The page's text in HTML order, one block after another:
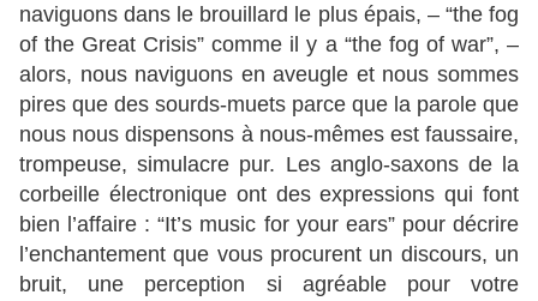
naviguons dans le brouillard le plus épais, – “the fog
of the Great Crisis” comme il y a “the fog of war”, –
alors, nous naviguons en aveugle et nous sommes
pires que des sourds-muets parce que la parole que
nous nous dispensons à nous-mêmes est faussaire,
trompeuse, simulacre pur. Les anglo-saxons de la
corbeille électronique ont des expressions qui font
bien l’affaire : “It’s music for your ears” pour décrire
l’enchantement que vous procurent un discours, un
bruit, une perception si agréable pour votre